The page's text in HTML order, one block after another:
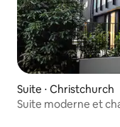
Suite ⋅ Christchurch
Suite moderne et